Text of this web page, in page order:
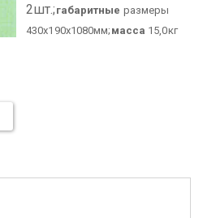
2шт.; габаритные размеры
430х190х1080мм; масса 15,0кг